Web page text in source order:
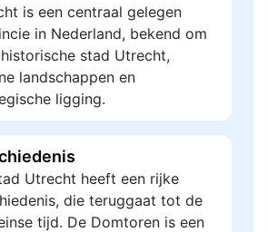
is een centraal gelegen
in Nederland, bekend om
stad Utrecht,
landschappen en
ligging.
Utrecht heeft een rijke
die teruggaat tot de
tijd. De Domtoren is een